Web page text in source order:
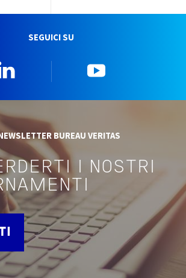
SEGUICI SU
BUREAU VERITAS
I NOSTRI